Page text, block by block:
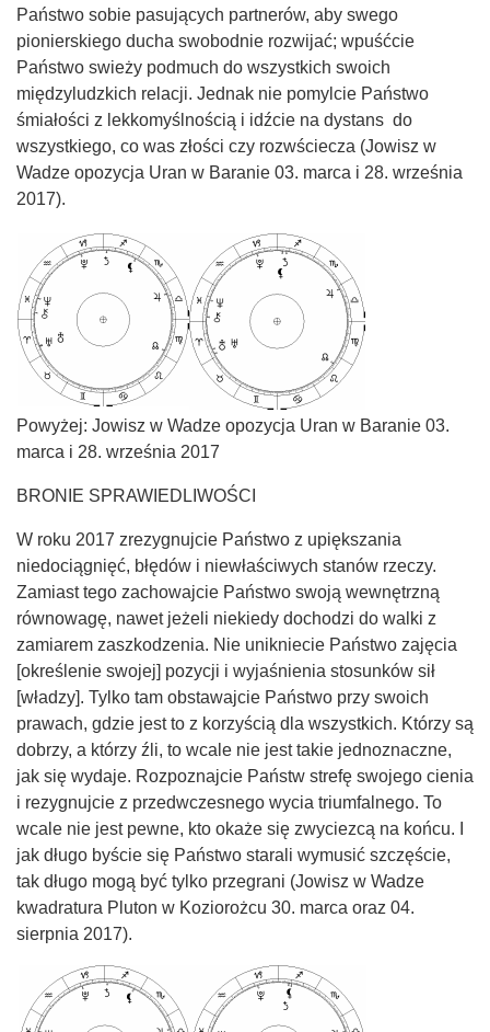
Państwo sobie pasujących partnerów, aby swego
pionierskiego ducha swobodnie rozwijać; wpuśćcie
Państwo swieży podmuch do wszystkich swoich
międzyludzkich relacji. Jednak nie pomylcie Państwo
śmiałości z lekkomyślnością i idźcie na dystans do
wszystkiego, co was złości czy rozwściecza (Jowisz w
Wadze opozycja Uran w Baranie 03. marca i 28. września
2017).
Powyżej: Jowisz w Wadze opozycja Uran w Baranie 03.
marca i 28. września 2017
BRONIE SPRAWIEDLIWOŚCI
W roku 2017 zrezygnujcie Państwo z upiększania
niedociągnięć, błędów i niewłaściwych stanów rzeczy.
Zamiast tego zachowajcie Państwo swoją wewnętrzną
równowagę, nawet jeżeli niekiedy dochodzi do walki z
zamiarem zaszkodzenia. Nie unikniecie Państwo zajęcia
[określenie swojej] pozycji i wyjaśnienia stosunków sił
[władzy]. Tylko tam obstawajcie Państwo przy swoich
prawach, gdzie jest to z korzyścią dla wszystkich. Którzy są
dobrzy, a którzy źli, to wcale nie jest takie jednoznaczne,
jak się wydaje. Rozpoznajcie Państw strefę swojego cienia
i rezygnujcie z przedwczesnego wycia triumfalnego. To
wcale nie jest pewne, kto okaże się zwyciezcą na końcu. I
jak długo byście się Państwo starali wymusić szczęście,
tak długo mogą być tylko przegrani (Jowisz w Wadze
kwadratura Pluton w Koziorożcu 30. marca oraz 04.
sierpnia 2017).